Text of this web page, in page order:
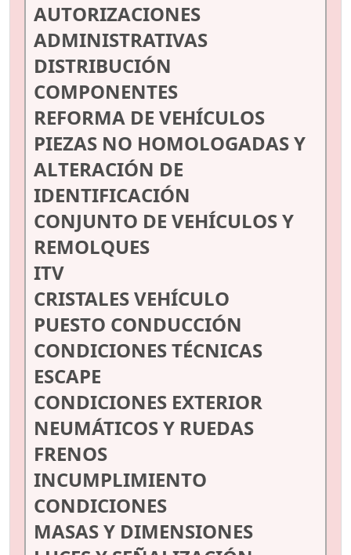
AUTORIZACIONES
ADMINISTRATIVAS
DISTRIBUCIÓN
COMPONENTES
REFORMA DE VEHÍCULOS
PIEZAS NO HOMOLOGADAS Y
ALTERACIÓN DE
IDENTIFICACIÓN
CONJUNTO DE VEHÍCULOS Y
REMOLQUES
ITV
CRISTALES VEHÍCULO
PUESTO CONDUCCIÓN
CONDICIONES TÉCNICAS
ESCAPE
CONDICIONES EXTERIOR
NEUMÁTICOS Y RUEDAS
FRENOS
INCUMPLIMIENTO
CONDICIONES
MASAS Y DIMENSIONES